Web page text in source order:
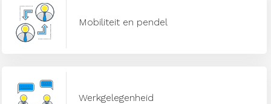
Mobiliteit en pendel
Werkgelegenheid